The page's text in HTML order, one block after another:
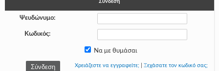
Σύνδεση
Ψευδώνυμο:
Κωδικός:
Να με θυμάσαι
Χρειάζεστε να εγγραφείτε; Ξεχάσατε τον κωδικό σας;